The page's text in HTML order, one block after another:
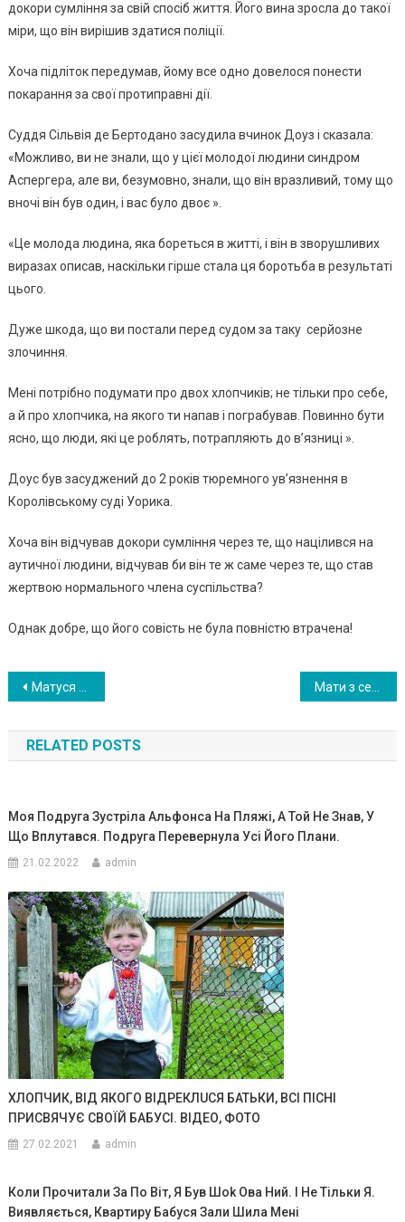
докори сумління за свій спосіб життя. Його вина зросла до такої
міри, що він вирішив здатися поліції.
Хоча підліток передумав, йому все одно довелося понести
покарання за свої протиправні дії.
Суддя Сільвія де Бертодано засудила вчинок Доуз і сказала:
«Можливо, ви не знали, що у цієї молодої людини синдром
Аспергера, але ви, безумовно, знали, що він вразливий, тому що
вночі він був один, і вас було двоє ».
«Це молода людина, яка бореться в житті, і він в зворушливих
виразах описав, наскільки гірше стала ця боротьба в результаті
цього.
Дуже шкода, що ви постали перед судом за таку серйозне
злочиння.
Мені потрібно подумати про двох хлопчиків; не тільки про себе,
а й про хлопчика, на якого ти напав і пограбував. Повинно бути
ясно, що люди, які це роблять, потрапляють до в’язниці ».
Доус був засуджений до 2 років тюремного ув’язнення в
Королівському суді Уорика.
Хоча він відчував докори сумління через те, що націлився на
аутичної людини, відчував би він те ж саме через те, що став
жертвою нормального члена суспільства?
Однак добре, що його совість не була повністю втрачена!
Навигация
по
записям
Матуся не залиաайся мене, я буду до6ре! Жінка не о6ернувաись села в дорозі авто u поїхала.Дівчінка впа ла на землю в зари дала
RELATED POSTS
Моя Подруга Зустріла Альфонса На Пляжі, А Той Не Знав, У
Що Вплутався. Подруга Перевернула Усі Його Плани.
21.02.2022 admin
ХЛОПЧИК, ВІД ЯКОГО ВІДРЕКЛUСЯ БАТЬКИ, ВСІ ПІСНІ
ПРИСВЯЧУЄ СВОЇЙ БАБУСІ. ВIДЕО, ФОТО
27.02.2021 admin
Коли Прочитали За По Віт, Я Був Шok Овa Ний. І Не Тільки Я.
Виявляється, Квартиру Бабуся Зали Шила Мені